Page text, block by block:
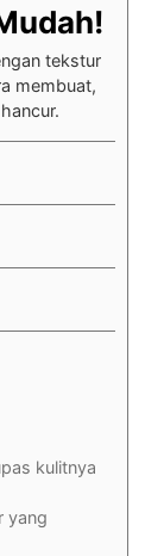
tekstur
membuat,
kulitnya
yang